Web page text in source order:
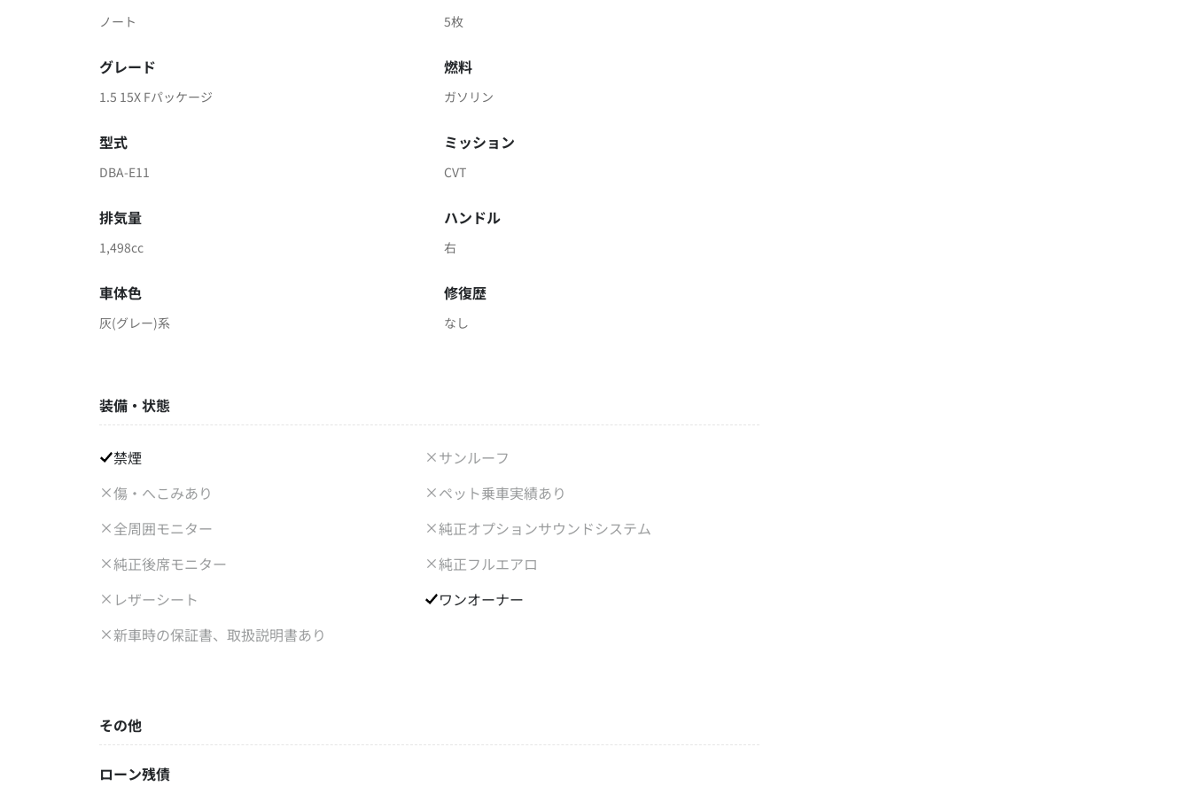
ノート 5枚
グレード
1.5 15X Fパッケージ
燃料
ガソリン
型式
DBA-E11
ミッション
CVT
排気量
1,498cc
ハンドル
右
車体色
灰(グレー)系
修復歴
なし
装備・状態
禁煙
サンルーフ
傷・へこみあり
ペット乗車実績あり
全周囲モニター
純正オプションサウンドシステム
純正後席モニター
純正フルエアロ
レザーシート
ワンオーナー
新車時の保証書、取扱説明書あり
その他
ローン残債